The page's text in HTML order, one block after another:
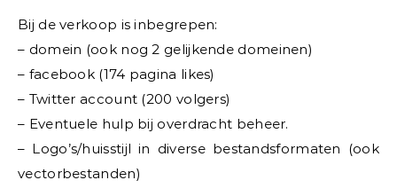
Bij de verkoop is inbegrepen:
– domein (ook nog 2 gelijkende domeinen)
– facebook (174 pagina likes)
– Twitter account (200 volgers)
– Eventuele hulp bij overdracht beheer.
– Logo’s/huisstijl in diverse bestandsformaten (ook
vectorbestanden)